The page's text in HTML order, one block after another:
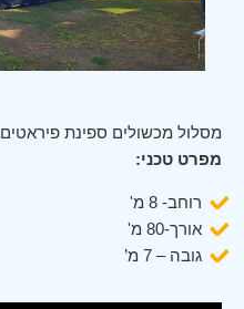
מסלול מכשולים ספינת פיראטים
מפרט טכני:
רוחב- 8 מ'
אורך-80 מ'
גובה – 7 מ’